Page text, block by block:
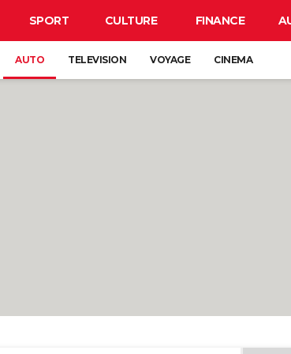
SPORT CULTURE FINANCE
AUTO TELEVISION VOYAGE CINEMA